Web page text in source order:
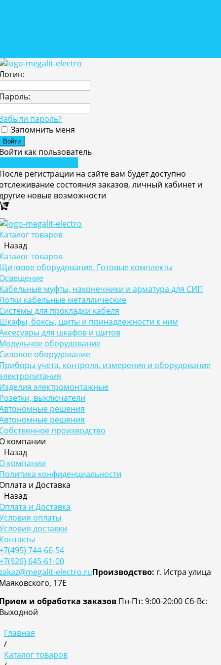
пароль?
Запомнить меня
как пользователь
регистрации на сайте вам будет доступно
состояния заказов, личный кабинет и
новые возможности
товаров
Назад
товаров
оборудование. Готовые комплекты
муфты, наконечники и арматура для СИП
кабельные металлические
для прокладки кабеля
боксы, щиты и принадлежности к ним
для шкафов и щитов
оборудование
оборудование
учета, контроля, измерения и оборудование
электромонтажные
выключатели
решения
решения
производство
компании
Назад
компании
конфиденциальности
и Доставка
Назад
и Доставка
оплаты
доставки
744-66-54
645-61-00
electro.ruПроизводство: г. Истра улица
17Е
и обработка заказов Пн-Пт: 9:00-20:00 Cб-Вс:
Главная
/
Каталог товаров